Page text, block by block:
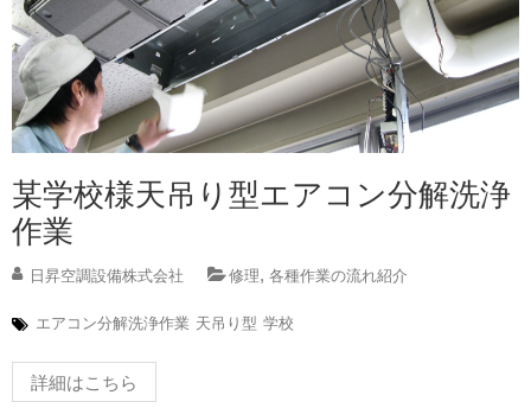
某学校様天吊り型エアコン分解洗浄
作業
日昇空調設備株式会社 修理, 各種作業の流れ紹介
エアコン分解洗浄作業 天吊り型 学校
詳細はこちら